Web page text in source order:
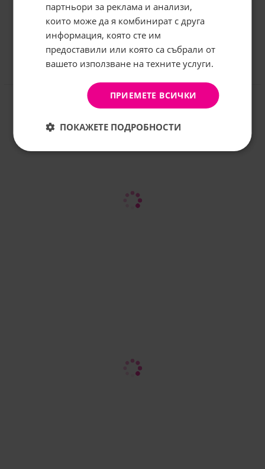
Отзиви към продукт
партньори за реклама и анализи,
които може да я комбинират с друга
информация, която сте им
предоставили или която са събрали от
вашето използване на техните услуги.
ПРИЕМЕТЕ ВСИЧКИ
ПОКАЖЕТЕ ПОДРОБНОСТИ
грабнете-5%отстъпка!
АБОНИРАНЕ
Не, благодаря